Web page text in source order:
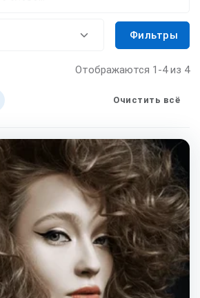
Фильтры
Отображаются 1-4из 4
Очистить всё